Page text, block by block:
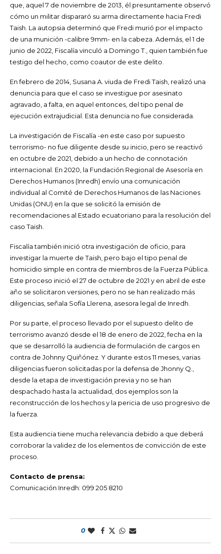
que, aquel 7 de noviembre de 2013, él presuntamente observó
cómo un militar dispararó su arma directamente hacia Fredi
Taish. La autopsia determinó que Fredi murió por el impacto
de una munición -calibre 9mm- en la cabeza. Además, el 1 de
junio de 2022, Fiscalía vinculó a Domingo T., quien también fue
testigo del hecho, como coautor de este delito.
En febrero de 2014, Susana A. viuda de Fredi Taish, realizó una
denuncia para que el caso se investigue por asesinato
agravado, a falta, en aquel entonces, del tipo penal de
ejecución extrajudicial. Esta denuncia no fue considerada.
La investigación de Fiscalía -en este caso por supuesto
terrorismo- no fue diligente desde su inicio, pero se reactivó
en octubre de 2021, debido a un hecho de connotación
internacional. En 2020, la Fundación Regional de Asesoría en
Derechos Humanos (Inredh) envío una comunicación
individual al Comité de Derechos Humanos de las Naciones
Unidas (ONU) en la que se solicitó la emisión de
recomendaciones al Estado ecuatoriano para la resolución del
caso Taish.
Fiscalía también inició otra investigación de oficio, para
investigar la muerte de Taish, pero bajo el tipo penal de
homicidio simple en contra de miembros de la Fuerza Pública.
Este proceso inició el 27 de octubre de 2021 y en abril de este
año se solicitaron versiones, pero no se han realizado más
diligencias, señala Sofía Llerena, asesora legal de Inredh.
Por su parte, el proceso llevado por el supuesto delito de
terrorismo avanzó desde el 18 de enero de 2022, fecha en la
que se desarrolló la audiencia de formulación de cargos en
contra de Johnny Quiñónez. Y durante estos 11 meses, varias
diligencias fueron solicitadas por la defensa de Jhonny Q.,
desde la etapa de investigación previa y no se han
despachado hasta la actualidad, dos ejemplos son la
reconstrucción de los hechos y la pericia de uso progresivo de
la fuerza.
Esta audiencia tiene mucha relevancia debido a que deberá
corroborar la validez de los elementos de convicción de este
proceso.
Contacto de prensa:
Comunicación Inredh: 099 205 8210
0